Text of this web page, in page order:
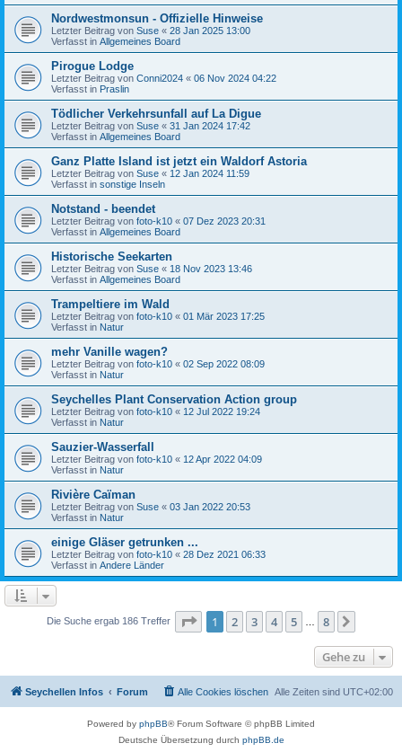
Nordwestmonsun - Offizielle Hinweise
Letzter Beitrag von Suse « 28 Jan 2025 13:00
Verfasst in Allgemeines Board
Pirogue Lodge
Letzter Beitrag von Conni2024 « 06 Nov 2024 04:22
Verfasst in Praslin
Tödlicher Verkehrsunfall auf La Digue
Letzter Beitrag von Suse « 31 Jan 2024 17:42
Verfasst in Allgemeines Board
Ganz Platte Island ist jetzt ein Waldorf Astoria
Letzter Beitrag von Suse « 12 Jan 2024 11:59
Verfasst in sonstige Inseln
Notstand - beendet
Letzter Beitrag von foto-k10 « 07 Dez 2023 20:31
Verfasst in Allgemeines Board
Historische Seekarten
Letzter Beitrag von Suse « 18 Nov 2023 13:46
Verfasst in Allgemeines Board
Trampeltiere im Wald
Letzter Beitrag von foto-k10 « 01 Mär 2023 17:25
Verfasst in Natur
mehr Vanille wagen?
Letzter Beitrag von foto-k10 « 02 Sep 2022 08:09
Verfasst in Natur
Seychelles Plant Conservation Action group
Letzter Beitrag von foto-k10 « 12 Jul 2022 19:24
Verfasst in Natur
Sauzier-Wasserfall
Letzter Beitrag von foto-k10 « 12 Apr 2022 04:09
Verfasst in Natur
Rivière Caïman
Letzter Beitrag von Suse « 03 Jan 2022 20:53
Verfasst in Natur
einige Gläser getrunken ...
Letzter Beitrag von foto-k10 « 28 Dez 2021 06:33
Verfasst in Andere Länder
Die Suche ergab 186 Treffer Seite 1von
1 2 3 4 5 8
Gehe zu
Seychellen Infos Forum Alle Zeiten sind UTC+02:00
Alle Cookies löschen
Powered by phpBB® Forum Software © phpBB Limited
Deutsche Übersetzung durch phpBB.de